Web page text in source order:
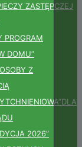
ZASTĘPCZEJ
PROGRAM
DOMU”
Z
2026”